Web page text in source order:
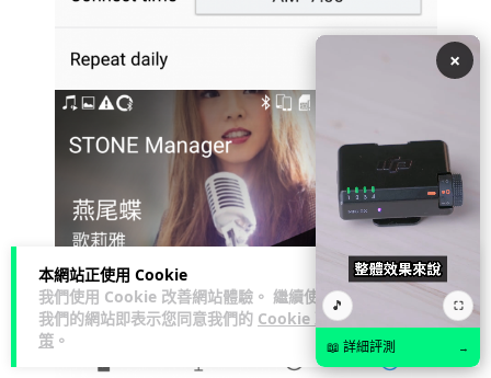
本網站正使用 Cookie
我們使用 Cookie 改善網站體驗。 繼續使用
我們的網站即表示您同意我們的 Cookie 政
策 。
×
🎵 ⛶
📖 詳細評測 →